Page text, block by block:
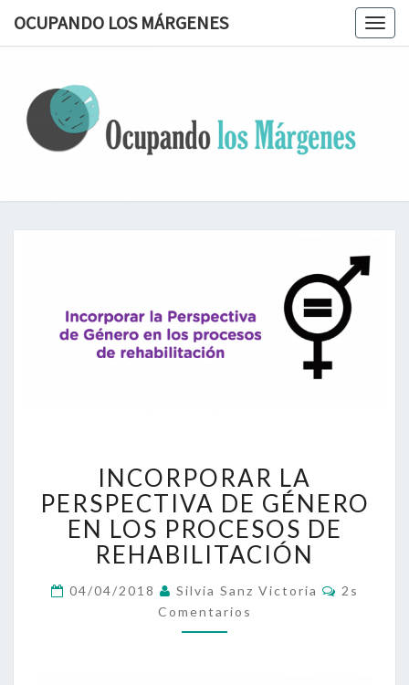
OCUPANDO LOS MÁRGENES
Terapia
Ocupacional
LA
PERSPECTIVA
DE
GÉNERO
PROCESOS
DE
REHABILITACIÓN
INCORPORAR LA
PERSPECTIVA DE GÉNERO
EN LOS PROCESOS DE
REHABILITACIÓN
04/04/2018 Silvia Sanz Victoria
2s
Comentarios